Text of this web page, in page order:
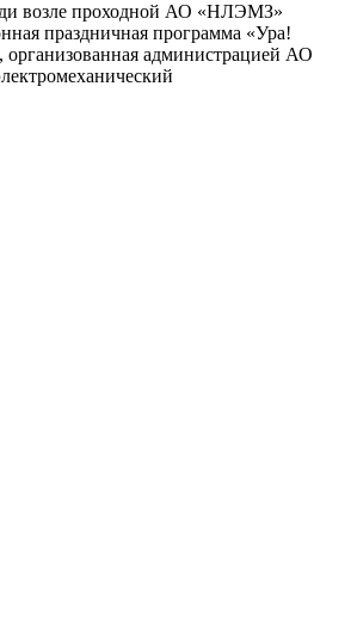
возле проходной АО «НЛЭМЗ»
праздничная программа «Ура!
организованная администрацией АО